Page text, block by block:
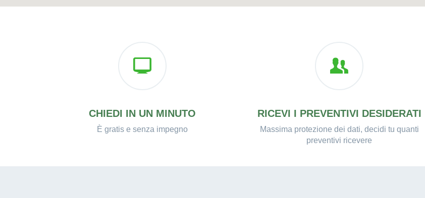
CHIEDI IN UN MINUTO
È gratis e senza impegno
RICEVI I PREVENTIVI DESIDERATI
Massima protezione dei dati, decidi tu quanti
preventivi ricevere